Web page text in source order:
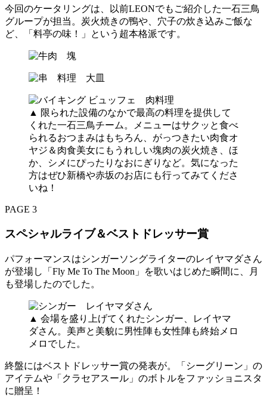
今回のケータリングは、以前LEONでもご紹介した一石三鳥
グループが担当。炭火焼きの鴨や、穴子の炊き込みご飯な
ど、「料亭の味！」という超本格派です。
▲ 限られた設備のなかで最高の料理を提供して
くれた一石三鳥チーム。メニューはサクッと食べ
られるおつまみはもちろん、がっつきたい肉食オ
ヤジ＆肉食美女にもうれしい塊肉の炭火焼き、ほ
か、シメにぴったりなおにぎりなど。気になった
方はぜひ新橋や赤坂のお店にも行ってみてくださ
いね！
PAGE 3
スペシャルライブ＆ベストドレッサー賞
パフォーマンスはシンガーソングライターのレイヤマダさん
が登場し「Fly Me To The Moon」を歌いはじめた瞬間に、月
も登場したのでした。
▲ 会場を盛り上げてくれたシンガー、レイヤマ
ダさん。美声と美貌に男性陣も女性陣も終始メロ
メロでした。
終盤にはベストドレッサー賞の発表が。「シーグリーン」の
アイテムや「クラセアスール」のボトルをファッショニスタ
に贈呈！